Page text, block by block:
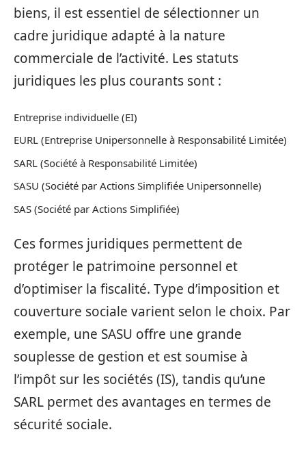
biens, il est essentiel de sélectionner un
cadre juridique adapté à la nature
commerciale de l’activité. Les statuts
juridiques les plus courants sont :
Entreprise individuelle (EI)
EURL (Entreprise Unipersonnelle à Responsabilité Limitée)
SARL (Société à Responsabilité Limitée)
SASU (Société par Actions Simplifiée Unipersonnelle)
SAS (Société par Actions Simplifiée)
Ces formes juridiques permettent de
protéger le patrimoine personnel et
d’optimiser la fiscalité. Type d’imposition et
couverture sociale varient selon le choix. Par
exemple, une SASU offre une grande
souplesse de gestion et est soumise à
l’impôt sur les sociétés (IS), tandis qu’une
SARL permet des avantages en termes de
sécurité sociale.